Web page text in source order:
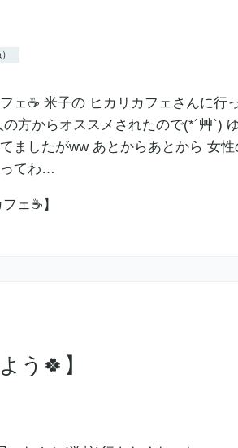
ェ☕ 米子の ヒカリカフェさんに行
方からオススメされたので(*´艸`)
ましたがww あとからあとから 女
てわ…
う🍀】